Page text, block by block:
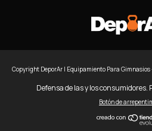
Copyright DeporAr | Equipamiento Para Gimnasios
Defensa de las y los consumidores.
Botón de